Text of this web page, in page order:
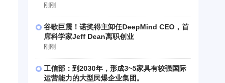
刚刚
谷歌巨震！诺奖得主卸任DeepMind CEO，首
席科学家Jeff Dean离职创业
刚刚
工信部：到2030年，形成3~5家具有较强国际
运营能力的大型民爆企业集团。